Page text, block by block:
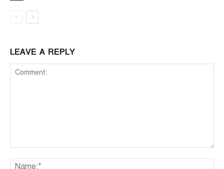
LEAVE A REPLY